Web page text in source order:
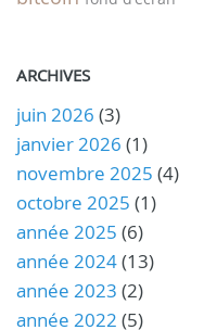
ARCHIVES
juin 2026 (3)
janvier 2026 (1)
novembre 2025 (4)
octobre 2025 (1)
année 2025 (6)
année 2024(13)
année 2023 (2)
année 2022 (5)